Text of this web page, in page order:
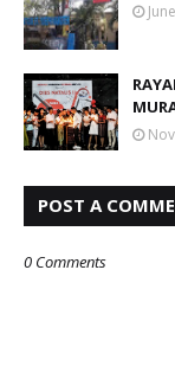
POST A
0 Comments